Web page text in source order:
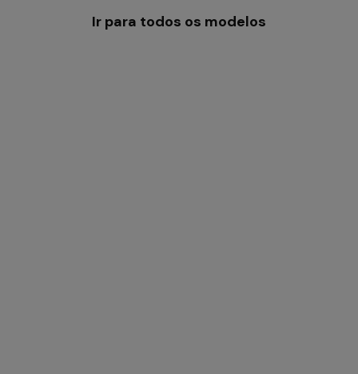
Ir para todos os modelos